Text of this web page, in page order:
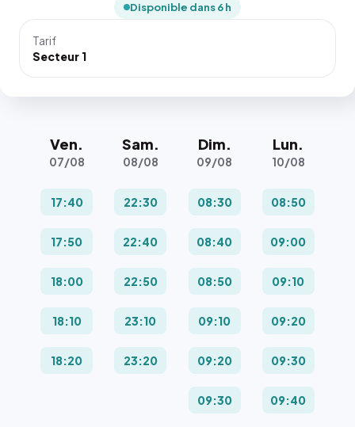
Disponible dans 6 h
Tarif
Secteur 1
Ven.
07/08
17:40
17:50
18:00
18:10
18:20
Sam.
08/08
22:30
22:40
22:50
23:10
23:20
Dim.
09/08
08:30
08:40
08:50
09:10
09:20
09:30
Lun.
10/08
08:50
09:00
09:10
09:20
09:30
09:40